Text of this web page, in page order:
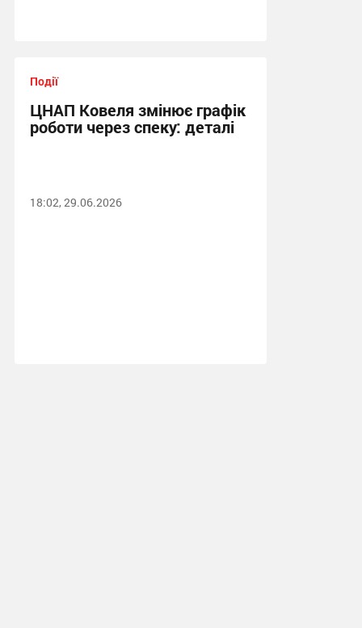
Події
ЦНАП Ковеля змінює графік
роботи через спеку: деталі
18:02, 29.06.2026